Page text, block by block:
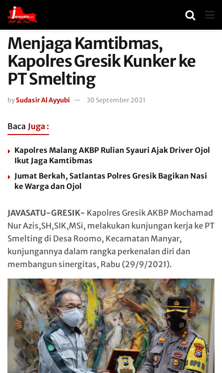
Menjaga Kamtibmas,
Kapolres Gresik Kunker ke
PT Smelting
bySudasir Al Ayyubi 30 September 2021
Baca Juga :
Kapolres Malang AKBP Rulian Syauri Ajak Driver Ojol
Ikut Jaga Kamtibmas
Jumat Berkah, Satlantas Polres Gresik Bagikan Nasi
ke Warga dan Ojol
JAVASATU-GRESIK- Kapolres Gresik AKBP Mochamad
Nur Azis,SH,SIK,MSi, melakukan kunjungan kerja ke PT
Smelting di Desa Roomo, Kecamatan Manyar,
kunjungannya dalam rangka perkenalan diri dan
membangun sinergitas, Rabu (29/9/2021).